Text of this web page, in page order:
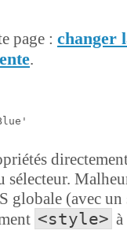
page : changer
.
globale (avec un
<style>